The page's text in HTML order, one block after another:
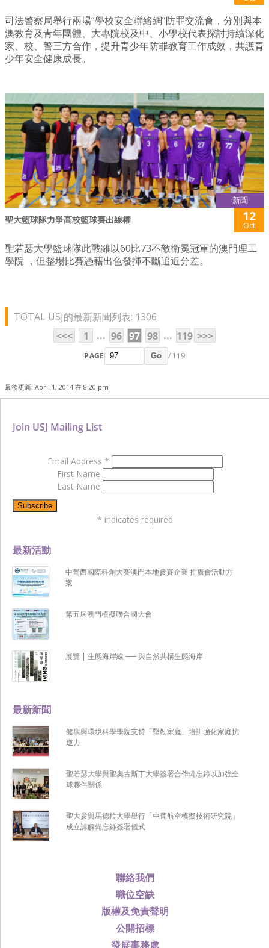
司法警察局舉行兩場“學校安全聯絡網”防罪交流會，分別與本
澳教育及青年團體、大專院校及中、小學校代表探討持續深化
家、校、警三方合作，提升青少年防罪教育工作成效，共護青
少年安全健康成長。
新聞
聖大籃球隊力爭高校籃球賽出線權 12
Oct
聖若瑟大學籃球隊此戰雖以60比73不敵衛冕冠軍的澳門理工
學院 ，但整場比賽憑藉出色發揮不斷追近分差。
TOTAL USJ的最新新聞列表: 1306
<<<
1 ... 96 97 98 ... 119 >>>
PAGE Go / 119
最後更新: April 1, 2014 在 8:20 pm
聯絡我們
職位空缺
版權及免責聲明
公開招標
發展事務處
最新新聞
健康與環境科學學院支持「堅韌家庭」培訓強化家庭抗
逆力
聖若瑟大學與聖奧古斯丁大學簽署合作備忘錄以加強全
球夥伴關係
聖大參與馬德拉大學舉行「中葡航空模擬技術研究院」
成立諒解備忘錄簽署儀式
最新活動
中葡西國際科創大賽澳門本地參賽企業 推廣會活動方
案
第五屆澳門模擬聯合國大會
展覽 | 生態海岸線 ── 與自然共構生態海岸
Join USJ Mailing List
Email Address *
First Name
Last Name
* indicates required